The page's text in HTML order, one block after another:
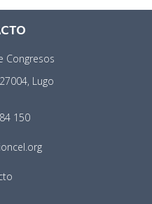
Congresos
Lugo
150